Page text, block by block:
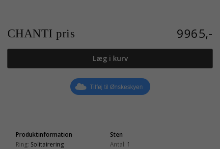
CHANTI pris 9965,-
Læg i kurv
Tilføj til Ønskeskyen
Produktinformation
Ring: Solitairering
Sten
Antal: 1